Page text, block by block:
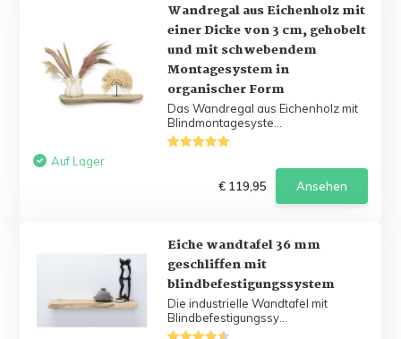
Wandregal aus Eichenholz mit
einer Dicke von 3 cm, gehobelt
und mit schwebendem
Montagesystem in
organischer Form
Das Wandregal aus Eichenholz mit
Blindmontagesyste...
Auf Lager
€ 119,95
Ansehen
Eiche wandtafel 36 mm
geschliffen mit
blindbefestigungssystem
Die industrielle Wandtafel mit
Blindbefestigungssy...